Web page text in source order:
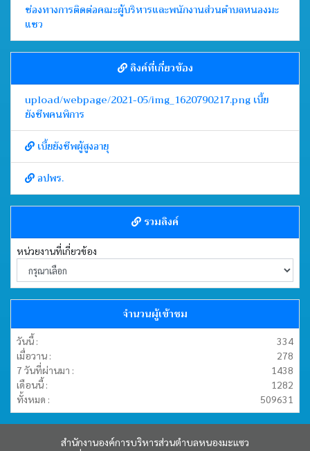
ช่องทางการติดต่อคณะผู้บริหารและพนักงานส่วนตำบลหนองมะ
แซว
ลิงค์ที่เกี่ยวข้อง
upload/webpage/2021-05/img_1620790217.png เบี้ย
ยังชีพคนพิการ
เบี้ยยังชีพผู้สูงอายุ
อปพร.
รวมลิงค์
หน่วยงานที่เกี่ยวข้อง
จำนวนผู้เข้าชม
วันนี้ :
334
เมื่อวาน :
278
7 วันที่ผ่านมา :
1438
เดือนนี้ :
1282
ทั้งหมด :
509631
สำนักงานองค์การบริหารส่วนตำบลหนองมะแซว